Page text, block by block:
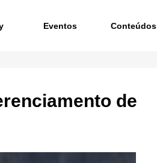
Eventos Conteúdos
de